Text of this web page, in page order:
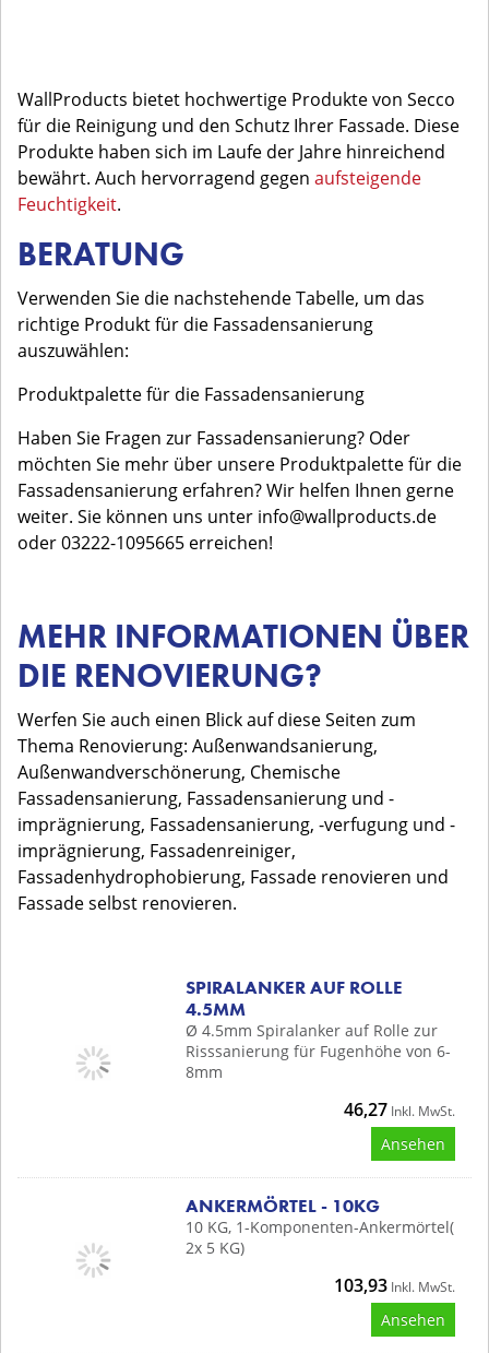
WallProducts bietet hochwertige Produkte von Secco
für die Reinigung und den Schutz Ihrer Fassade. Diese
Produkte haben sich im Laufe der Jahre hinreichend
bewährt. Auch hervorragend gegen aufsteigende
Feuchtigkeit.
BERATUNG
Verwenden Sie die nachstehende Tabelle, um das
richtige Produkt für die Fassadensanierung
auszuwählen:
Produktpalette für die Fassadensanierung
Haben Sie Fragen zur Fassadensanierung? Oder
möchten Sie mehr über unsere Produktpalette für die
Fassadensanierung erfahren? Wir helfen Ihnen gerne
weiter. Sie können uns unter info@wallproducts.de
oder 03222-1095665 erreichen!
MEHR INFORMATIONEN ÜBER
DIE RENOVIERUNG?
Werfen Sie auch einen Blick auf diese Seiten zum
Thema Renovierung: Außenwandsanierung,
Außenwandverschönerung, Chemische
Fassadensanierung, Fassadensanierung und -
imprägnierung, Fassadensanierung, -verfugung und -
imprägnierung, Fassadenreiniger,
Fassadenhydrophobierung, Fassade renovieren und
Fassade selbst renovieren.
SPIRALANKER AUF ROLLE
4.5MM
Ø 4.5mm Spiralanker auf Rolle zur
Risssanierung für Fugenhöhe von 6-
8mm
46,27Inkl. MwSt.
Ansehen
ANKERMÖRTEL - 10KG
10 KG, 1-Komponenten-Ankermörtel(
2x 5 KG)
103,93Inkl. MwSt.
Ansehen